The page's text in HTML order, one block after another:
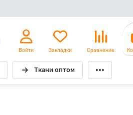
Войти Закладки Сравнение
Ткани оптом